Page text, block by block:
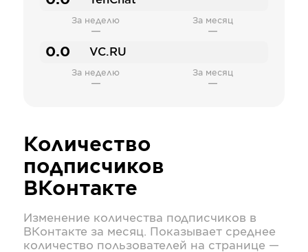
За неделю
—
За месяц
—
0.0 VC.RU
За неделю
—
За месяц
—
Количество
подписчиков
ВКонтакте
Изменение количества подписчиков в
ВКонтакте за месяц. Показывает среднее
количество пользователей на странице —